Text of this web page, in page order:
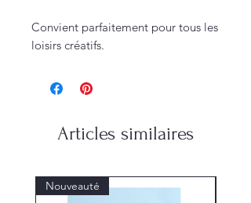
Convient parfaitement pour tous les
loisirs créatifs.
Articles similaires
Nouveauté